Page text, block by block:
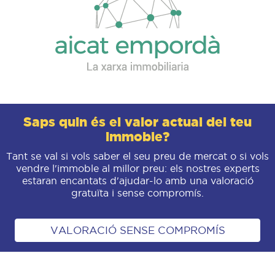
Saps quin és el valor actual del teu
immoble?
Tant se val si vols saber el seu preu de mercat o si vols
vendre l'immoble al millor preu: els nostres experts
estaran encantats d'ajudar-lo amb una valoració
gratuïta i sense compromís.
VALORACIÓ SENSE COMPROMÍS